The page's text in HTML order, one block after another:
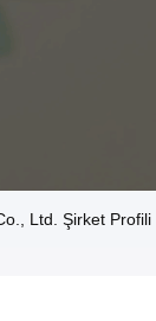
Ltd. Şirket Profili